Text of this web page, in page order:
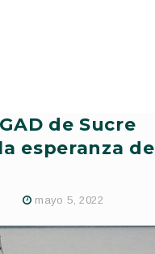
de Sucre
esperanza de
mayo 5, 2022